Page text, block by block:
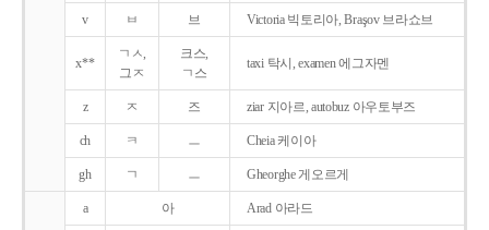
v ㅂ 브 Victoria 빅토리아, Braşov 브라쇼브
x**
ㄱㅅ,
그ㅈ
크스,
ㄱ스
taxi 탁시, examen 에그자멘
z ㅈ 즈 ziar 지아르, autobuz 아우토부즈
ch ㅋ ㅡ Cheia 케이아
gh ㄱ ㅡ Gheorghe 게오르게
a 아 Arad 아라드